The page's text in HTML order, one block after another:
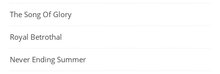
The Song Of Glory
Royal Betrothal
Never Ending Summer